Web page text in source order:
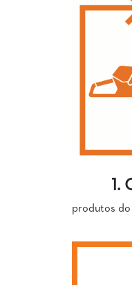
1.
produtos